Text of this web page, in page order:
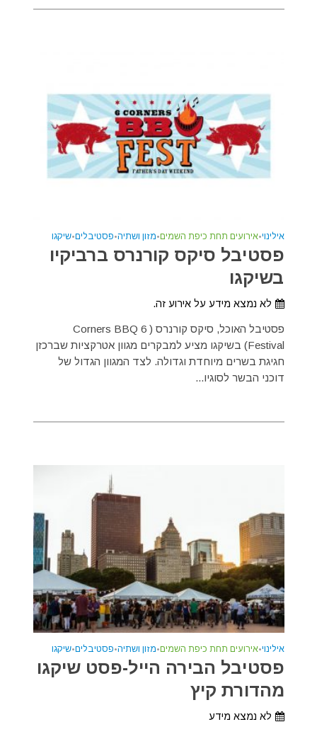
אילינוי•אירועים תחת כיפת השמים•מזון ושתיה•פסטיבלים•שיקגו
פסטיבל סיקס קורנרס ברביקיו
בשיקגו
לא נמצא מידע על אירוע זה.
פסטיבל האוכל, סיקס קורנרס ( 6 Corners BBQ
Festival) בשיקגו מציע למבקרים מגוון אטרקציות שברכזן
חגיגת בשרים מיוחדת וגדולה. לצד המגוון הגדול של
דוכני הבשר לסוגיו...
אילינוי•אירועים תחת כיפת השמים•מזון ושתיה•פסטיבלים•שיקגו
פסטיבל הבירה הייל-פסט שיקגו
מהדורת קיץ
לא נמצא מידע